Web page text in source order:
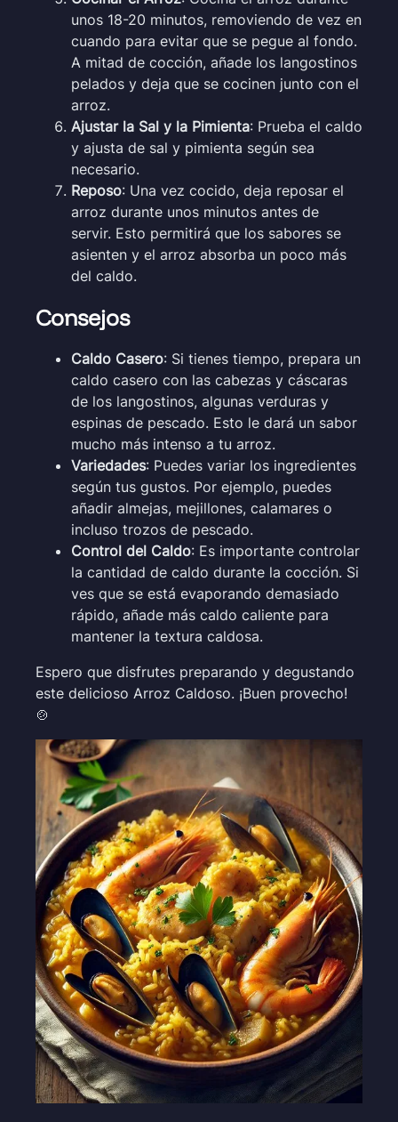
unos 18-20 minutos, removiendo de vez en
cuando para evitar que se pegue al fondo.
A mitad de cocción, añade los langostinos
pelados y deja que se cocinen junto con el
arroz.
Ajustar la Sal y la Pimienta: Prueba el caldo
y ajusta de sal y pimienta según sea
necesario.
Reposo: Una vez cocido, deja reposar el
arroz durante unos minutos antes de
servir. Esto permitirá que los sabores se
asienten y el arroz absorba un poco más
del caldo.
Consejos
Caldo Casero: Si tienes tiempo, prepara un
caldo casero con las cabezas y cáscaras
de los langostinos, algunas verduras y
espinas de pescado. Esto le dará un sabor
mucho más intenso a tu arroz.
Variedades: Puedes variar los ingredientes
según tus gustos. Por ejemplo, puedes
añadir almejas, mejillones, calamares o
incluso trozos de pescado.
Control del Caldo: Es importante controlar
la cantidad de caldo durante la cocción. Si
ves que se está evaporando demasiado
rápido, añade más caldo caliente para
mantener la textura caldosa.
Espero que disfrutes preparando y degustando
este delicioso Arroz Caldoso. ¡Buen provecho!
🍲